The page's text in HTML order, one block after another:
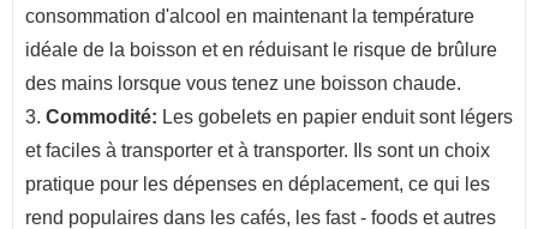
consommation d'alcool en maintenant la température
idéale de la boisson et en réduisant le risque de brûlure
des mains lorsque vous tenez une boisson chaude.
3. Commodité: Les gobelets en papier enduit sont légers
et faciles à transporter et à transporter. Ils sont un choix
pratique pour les dépenses en déplacement, ce qui les
rend populaires dans les cafés, les fast - foods et autres